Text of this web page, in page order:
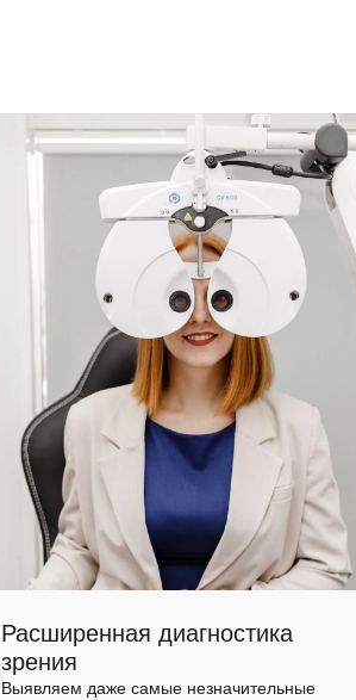
Расширенная диагностика
зрения
Выявляем даже самые незначительные